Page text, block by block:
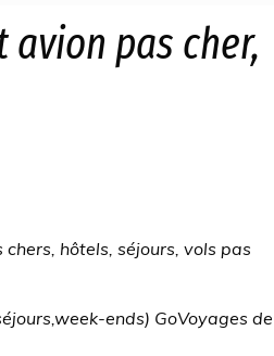
avion pas cher,
hôtels, séjours, vols pas
ends) GoVoyages de